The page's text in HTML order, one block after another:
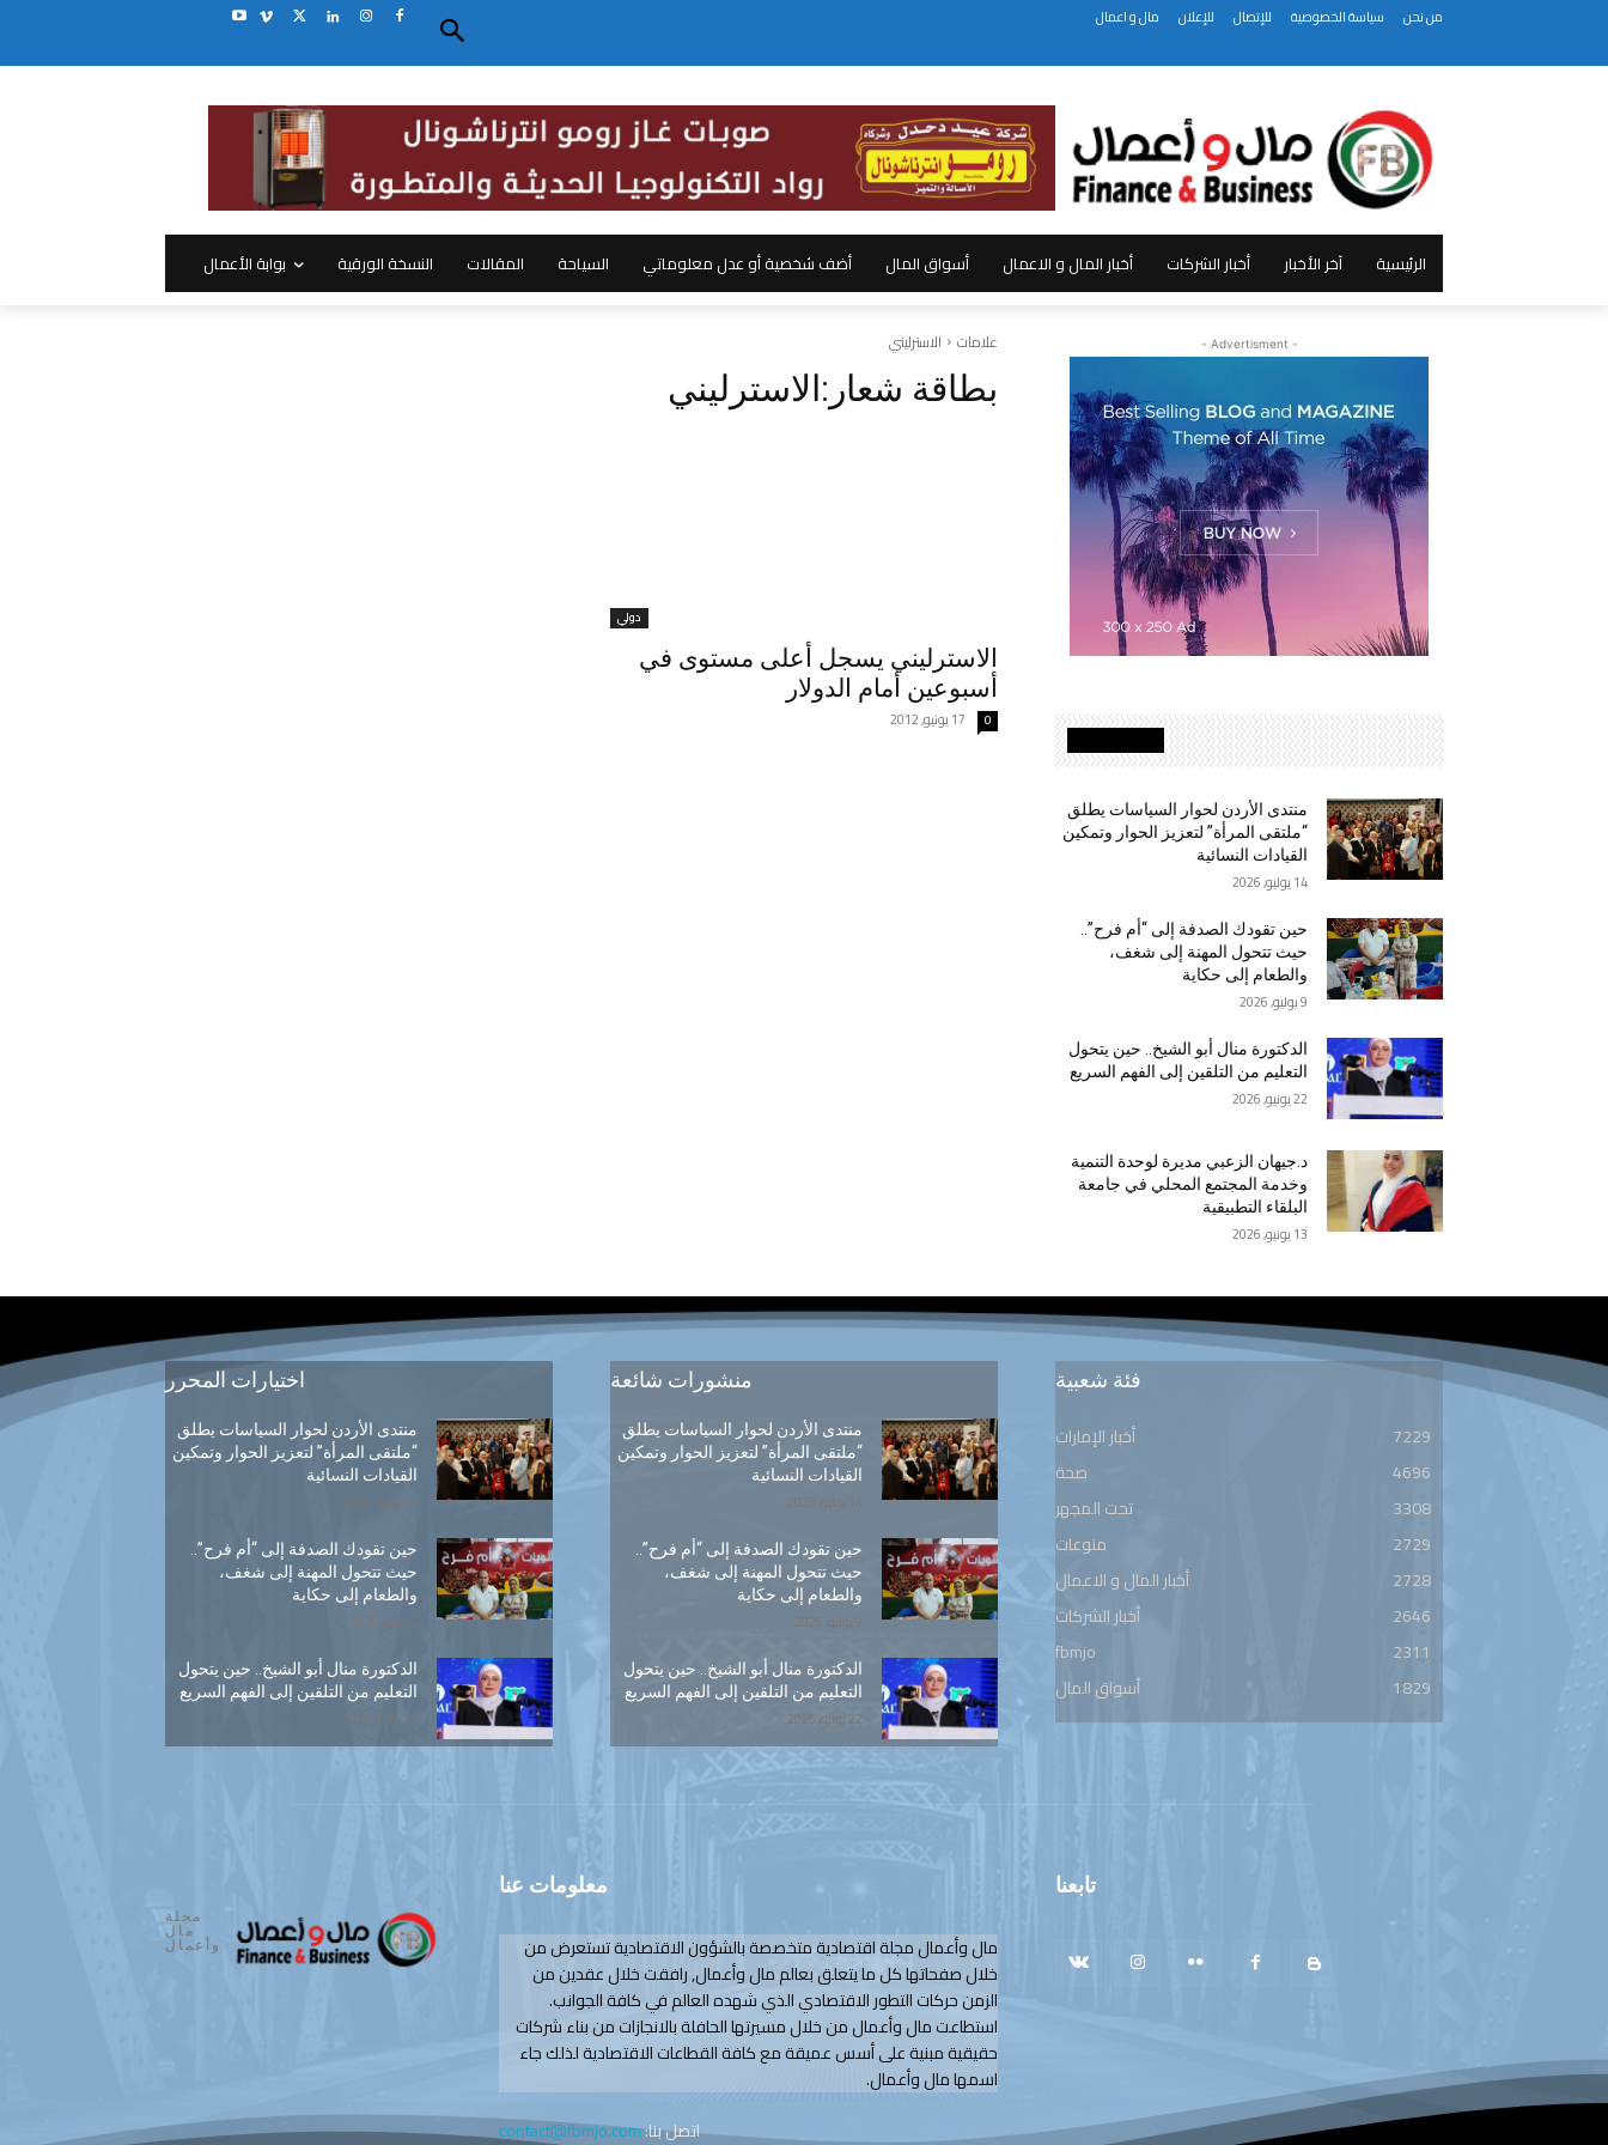
مال و اعمال للإعلان للإتصال سياسة الخصوصية من نحن
الرئيسية آخر الأخبار أخبار الشركات أخبار المال و الاعمال أسواق المال أضف شخصية أو عدل معلوماتي السياحة المقالات النسخة الورقية بوابة الأعمال
علامات الاسترليني
بطاقة شعار:الاسترليني
دولي
الاسترليني يسجل أعلى مستوى في
أسبوعين أمام الدولار
17 يونيو, 2012 0
- Advertisment -
منتدى الأردن لحوار السياسات يطلق
“ملتقى المرأة” لتعزيز الحوار وتمكين
القيادات النسائية
14 يوليو, 2026
حين تقودك الصدفة إلى “أم فرح”..
حيث تتحول المهنة إلى شغف،
والطعام إلى حكاية
9 يوليو, 2026
الدكتورة منال أبو الشيخ.. حين يتحول
التعليم من التلقين إلى الفهم السريع
22 يونيو, 2026
د.جيهان الزعبي مديرة لوحدة التنمية
وخدمة المجتمع المحلي في جامعة
البلقاء التطبيقية
13 يونيو, 2026
اختيارات المحرر
منتدى الأردن لحوار السياسات يطلق
“ملتقى المرأة” لتعزيز الحوار وتمكين
القيادات النسائية
14 يوليو, 2026
حين تقودك الصدفة إلى “أم فرح”..
حيث تتحول المهنة إلى شغف،
والطعام إلى حكاية
الدكتورة منال أبو الشيخ.. حين يتحول
التعليم من التلقين إلى الفهم السريع
22 يونيو, 2026
منشورات شائعة
منتدى الأردن لحوار السياسات يطلق
“ملتقى المرأة” لتعزيز الحوار وتمكين
القيادات النسائية
14 يوليو, 2026
حين تقودك الصدفة إلى “أم فرح”..
حيث تتحول المهنة إلى شغف،
والطعام إلى حكاية
9 يوليو, 2026
الدكتورة منال أبو الشيخ.. حين يتحول
التعليم من التلقين إلى الفهم السريع
22 يونيو, 2026
فئة شعبية
أخبار الإمارات
7229
صحة
4696
تحت المجهر
3308
منوعات
2729
أخبار المال و الاعمال
2728
أخبار الشركات
2646
fbmjo
2311
أسواق المال
1829
مجلة
مال
وأعمال
معلومات عنا
مال وأعمال مجلة اقتصادية متخصصة بالشؤون الاقتصادية تستعرض من
خلال صفحاتها كل ما يتعلق بعالم مال وأعمال, رافقت خلال عقدين من
الزمن حركات التطور الاقتصادي الذي شهده العالم في كافة الجوانب.
استطاعت مال وأعمال من خلال مسيرتها الحافلة بالانجازات من بناء شركات
حقيقية مبنية على أسس عميقة مع كافة القطاعات الاقتصادية لذلك جاء
اسمها مال وأعمال.
اتصل بنا:contact@fbmjo.com
تابعنا